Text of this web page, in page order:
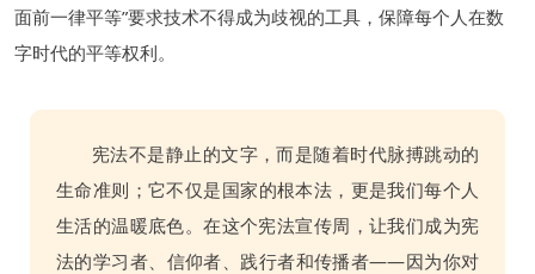
面前一律平等”要求技术不得成为歧视的工具，保障每个人在数
字时代的平等权利。
宪法不是静止的文字，而是随着时代脉搏跳动的
生命准则；它不仅是国家的根本法，更是我们每个人
生活的温暖底色。在这个宪法宣传周，让我们成为宪
法的学习者、信仰者、践行者和传播者——因为你对